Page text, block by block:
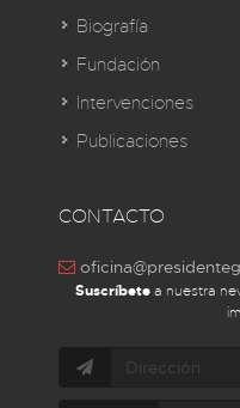
Biografía
Fundación
Intervenciones
Publicaciones
CONTACTO
Suscríbetea nuestra